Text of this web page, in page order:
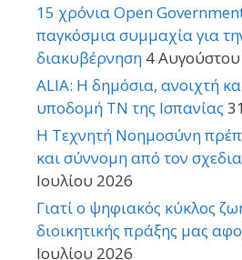
15 χρόνια Open
παγκόσμια συμμαχία για
διακυβέρνηση 4
ALIA: Η δημόσια, ανοιχτή
υποδομή ΤΝ της Ισπανίας
Η Τεχνητή Νοημοσύνη
και σύννομη από τον
Ιουλίου 2026
Γιατί ο ψηφιακός κύκλος
διοικητικής πράξης μας
Ιουλίου 2026